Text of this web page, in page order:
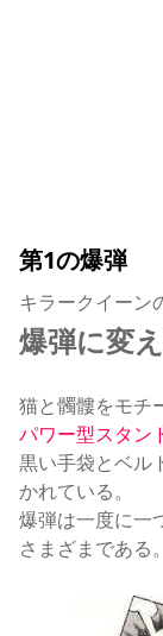
第1の爆弾
キラークイーン
爆弾に変
猫と髑髏をモチ
パワー型スタン
黒い手袋とベル
かれている。
爆弾は一度に一
さまざまである。